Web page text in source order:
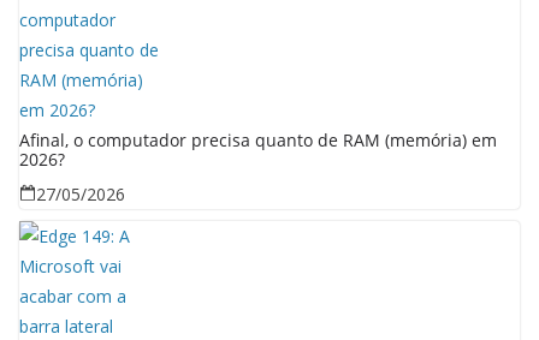
Afinal, o computador precisa quanto de RAM (memória) em
2026?
27/05/2026